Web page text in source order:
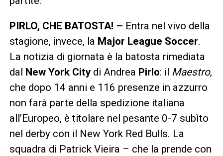
PIRLO, CHE BATOSTA! – Entra nel vivo della
stagione, invece, la Major League Soccer.
La notizia di giornata è la batosta rimediata
dal
New York City di Andrea Pirlo: il Maestro,
che dopo 14 anni e 116 presenze in azzurro
non farà parte della spedizione italiana
all’Europeo, è titolare nel pesante 0-7 subìto
nel derby con il New York Red Bulls. La
squadra di Patrick Vieira – che la prende con